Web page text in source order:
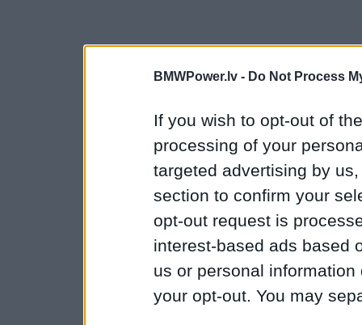
BMWPower.lv - Do Not Process
If you wish to opt-out of
processing of your
targeted advertising by
section to confirm your
opt-out request is
interest-based ads based
us or personal
your opt-out. You may